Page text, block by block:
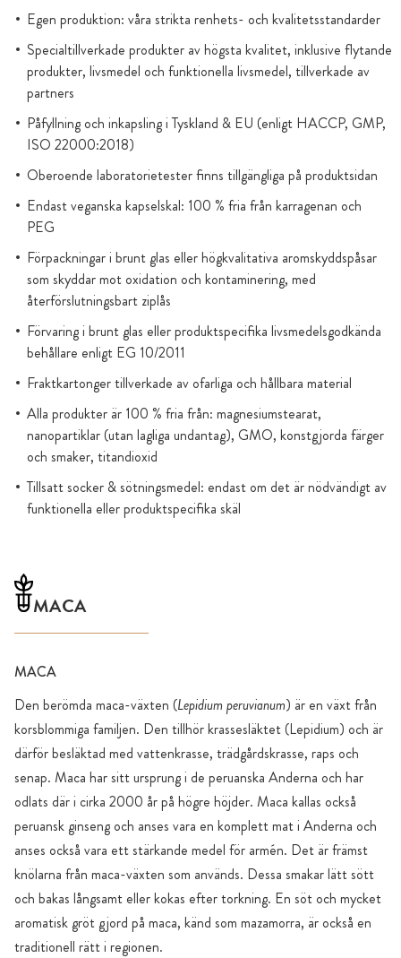
Egen produktion: våra strikta renhets- och kvalitetsstandarder
Specialtillverkade produkter av högsta kvalitet, inklusive flytande
produkter, livsmedel och funktionella livsmedel, tillverkade av
partners
Påfyllning och inkapsling i Tyskland & EU (enligt HACCP, GMP,
ISO 22000:2018)
Oberoende laboratorietester finns tillgängliga på produktsidan
Endast veganska kapselskal: 100 % fria från karragenan och
PEG
Förpackningar i brunt glas eller högkvalitativa aromskyddspåsar
som skyddar mot oxidation och kontaminering, med
återförslutningsbart ziplås
Förvaring i brunt glas eller produktspecifika livsmedelsgodkända
behållare enligt EG 10/2011
Fraktkartonger tillverkade av ofarliga och hållbara material
Alla produkter är 100 % fria från: magnesiumstearat,
nanopartiklar (utan lagliga undantag), GMO, konstgjorda färger
och smaker, titandioxid
Tillsatt socker & sötningsmedel: endast om det är nödvändigt av
funktionella eller produktspecifika skäl
MACA
MACA
Den berömda maca-växten (Lepidium peruvianum) är en växt från
korsblommiga familjen. Den tillhör krassesläktet (Lepidium) och är
därför besläktad med vattenkrasse, trädgårdskrasse, raps och
senap. Maca har sitt ursprung i de peruanska Anderna och har
odlats där i cirka 2000 år på högre höjder. Maca kallas också
peruansk ginseng och anses vara en komplett mat i Anderna och
anses också vara ett stärkande medel för armén. Det är främst
knölarna från maca-växten som används. Dessa smakar lätt sött
och bakas långsamt eller kokas efter torkning. En söt och mycket
aromatisk gröt gjord på maca, känd som mazamorra, är också en
traditionell rätt i regionen.